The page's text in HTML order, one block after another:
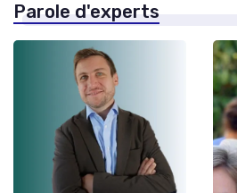
Parole d'experts